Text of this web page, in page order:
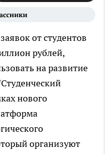
от студентов
рублей,
на развитие
нового
организуют